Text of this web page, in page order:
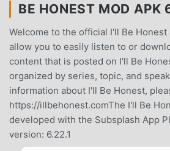
BE HONEST MOD APK
Welcome to the official I'll Be Honest
allow you to easily listen to or
content that is posted on I'll Be
organized by series, topic, and
information about I'll Be Honest,
https://illbehonest.comThe I'll Be
developed with the Subsplash App
version: 6.22.1